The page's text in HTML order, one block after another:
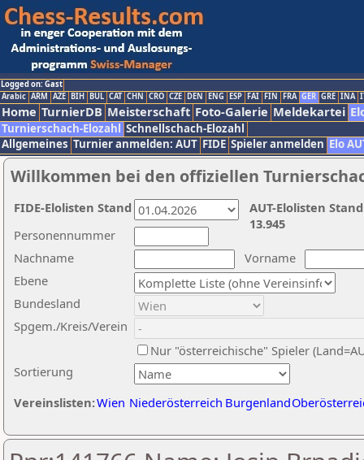
Logged on: Gast
Arabic ARM AZE BIH BUL CAT CHN CRO CZE DEN ENG ESP FAI FIN FRA GER GRE INA
Home TurnierDB Meisterschaft Foto-Galerie Meldekartei
Turnierschach-Elozahl Schnellschach-Elozahl
Allgemeines Turnier anmelden: AUT FIDE Spieler anmelden Elo
Willkommen bei den offiziellen
Nachname
Vorname
Ebene
Sortierung
Personennummer
Bundesland
Spgem./Kreis/Verein
Nur "österreichische" Spieler
Vereinslisten:Wien Niederösterreich Burgenland
AUT-Elolisten
13.945
FIDE-Elolisten Stand